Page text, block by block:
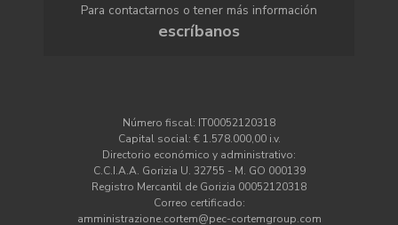
Para contactarnos o tener más información
escríbanos
Número fiscal: IT00052120318
Capital social: € 1.578.000,00 i.v.
Directorio económico y administrativo:
C.C.I.A.A. Gorizia U. 32755 - M. GO 000139
Registro Mercantil de Gorizia 00052120318
Correo certificado:
amministrazione.cortem@pec-cortemgroup.com